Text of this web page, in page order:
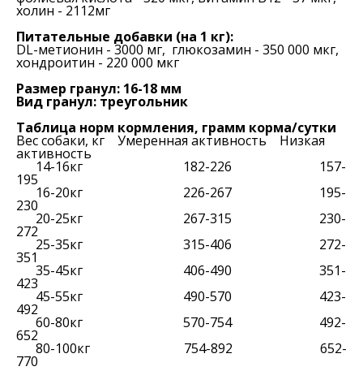
холин - 2112мг
Питательные добавки (на 1 кг):
DL-метионин - 3000 мг, глюкозамин - 350 000 мкг,
хондроитин - 220 000 мкг
Размер гранул: 16-18 мм
Вид гранул: треугольник
Таблица норм кормления, грамм корма/сутки
Вес собаки, кг Умеренная активность Низкая
активность
14-16кг 182-226 157-
195
16-20кг 226-267 195-
230
20-25кг 267-315 230-
272
25-35кг 315-406 272-
351
35-45кг 406-490 351-
423
45-55кг 490-570 423-
492
60-80кг 570-754 492-
652
80-100кг 754-892 652-
770